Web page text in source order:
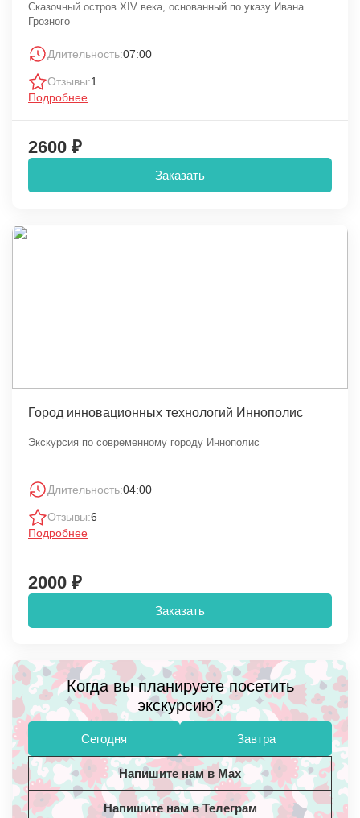
Сказочный остров XIV века, основанный по указу Ивана
Грозного
Длительность:07:00
Отзывы:1
Подробнее
2600 ₽
Заказать
Город инновационных технологий Иннополис
Экскурсия по современному городу Иннополис
Длительность:04:00
Отзывы:6
Подробнее
2000 ₽
Заказать
Когда вы планируете посетить
экскурсию?
Сегодня Завтра
Напишите нам в Max
Напишите нам в Телеграм